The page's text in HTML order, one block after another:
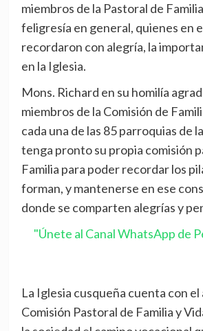
miembros de la Pastoral de
feligresía en general, quienes en
recordaron con alegría, la
en la Iglesia.
Mons. Richard en su homilía
miembros de la Comisión de
cada una de las 85 parroquias de
tenga pronto su propia comisión
Familia para poder recordar los
forman, y mantenerse en ese
donde se comparten alegrías y
"Únete al Canal WhatsApp de
La Iglesia cusqueña cuenta con el
Comisión Pastoral de Familia y